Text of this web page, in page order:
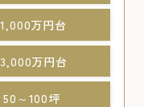
万円台
万円台
50～100坪